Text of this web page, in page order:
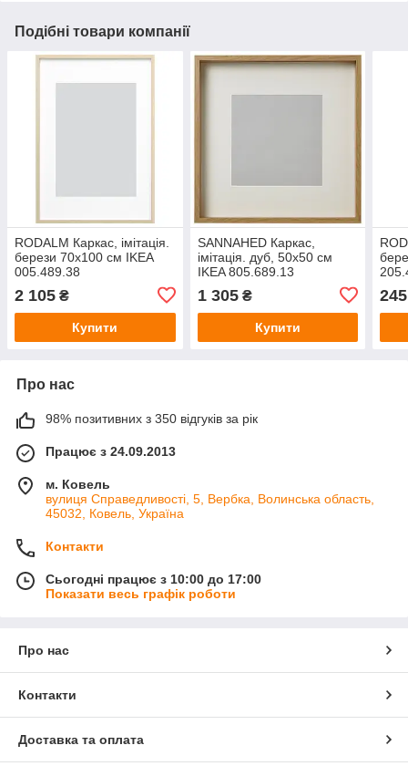
Подібні товари компанії
RODALM Каркас, імітація.
берези 70х100 см IKEA
005.489.38
2 105 ₴
Купити
SANNAHED Каркас,
імітація. дуб, 50х50 см
IKEA 805.689.13
1 305₴
Купити
245
Про нас
98% позитивних з 350 відгуків за рік
Працює з 24.09.2013
м. Ковель
вулиця Справедливості, 5, Вербка, Волинська область,
45032, Ковель, Україна
Контакти
Сьогодні працює з 10:00 до 17:00
Показати весь графік роботи
Про нас
Контакти
Доставка та оплата